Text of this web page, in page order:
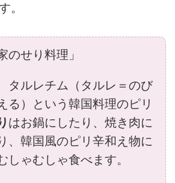
。
のせり料理」
タルレチム（タルレ＝のび
る）という韓国料理のピリ
はお鍋にしたり、焼き肉に
、韓国風のピリ辛和え物に
しゃむしゃ食べます。